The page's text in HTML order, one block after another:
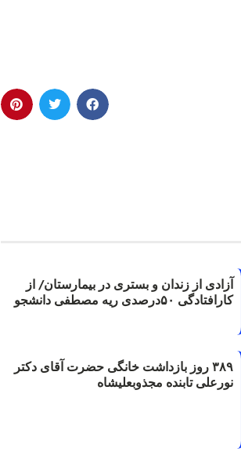
آزادی از زندان و بستری در بیمارستان/ از
کارافتادگی ۵۰درصدی ریه مصطفی دانشجو
۳۸۹ روز بازداشت خانگی حضرت آقای دکتر
نورعلی تابنده مجذوبعلیشاه